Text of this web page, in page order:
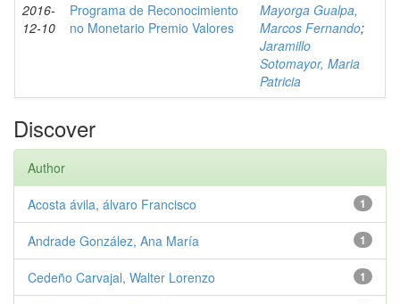
2016-
12-10
Programa de Reconocimiento
no Monetario Premio Valores
Mayorga Gualpa,
Marcos Fernando;
Jaramillo
Sotomayor, Maria
Patricia
Discover
Author
1
Acosta ávila, álvaro Francisco
1
Andrade González, Ana María
1
Cedeño Carvajal, Walter Lorenzo